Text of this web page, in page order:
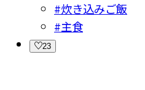
#炊き込みご飯
#主食
23